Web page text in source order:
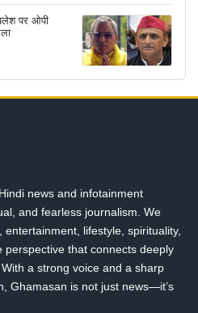
पर ओपी
news and infotainment
and fearless journalism. We
lifestyle, spirituality,
that connects deeply
a strong voice and a sharp
Ghamasan is not just news—it’s